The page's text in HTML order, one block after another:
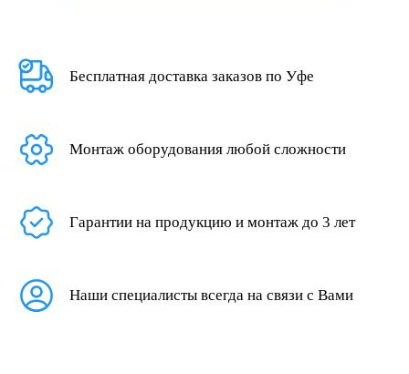
Бесплатная доставка заказов по Уфе
Монтаж оборудования любой сложности
Гарантии на продукцию и монтаж до 3 лет
Наши специалисты всегда на связи с Вами